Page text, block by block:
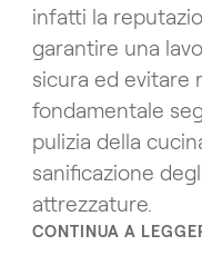
infatti la
garantire una
sicura ed evitare
fondamentale
pulizia della
sanificazione
attrezzature.
CONTINUA A